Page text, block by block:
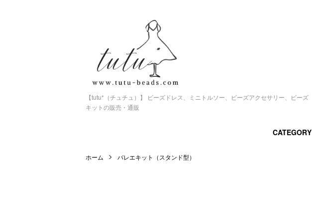
【tutu*（チュチュ）】 ビーズドレス、ミニトルソー、ビーズアクセサリー、ビーズ
キットの販売・通販
CATEGORY
ホーム バレエキット（スタンド型）